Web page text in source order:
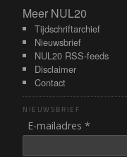
Meer NUL20
Meer NUL20
Tijdschriftarchief
Nieuwsbrief
NUL20 RSS-feeds
Disclaimer
Contact
NIEUWSBRIEF
E-mailadres *